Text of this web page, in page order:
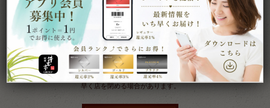
受付：9時～17時 締切：前日15時まで
定休：元日 その他不定休
ケータリングやその他のご予約により
早く店を閉める場合があります。